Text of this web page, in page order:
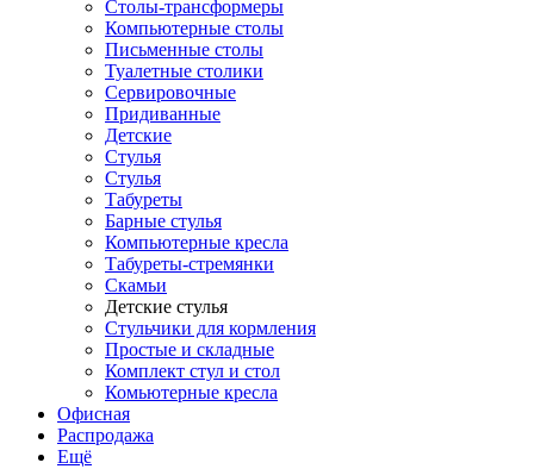
Столы-трансформеры
Компьютерные столы
Письменные столы
Туалетные столики
Сервировочные
Придиванные
Детские
Стулья
Стулья
Табуреты
Барные стулья
Компьютерные кресла
Табуреты-стремянки
Скамьи
Детские стулья
Стульчики для кормления
Простые и складные
Комплект стул и стол
Комьютерные кресла
Офисная
Распродажа
Eщё